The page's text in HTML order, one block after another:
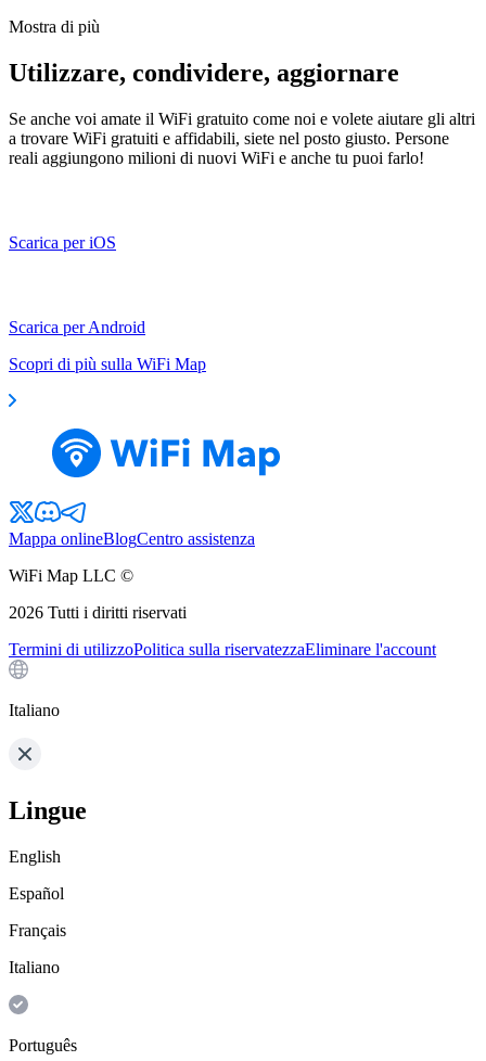
Mostra di più
Utilizzare, condividere, aggiornare
Se anche voi amate il WiFi gratuito come noi e volete aiutare gli altri
a trovare WiFi gratuiti e affidabili, siete nel posto giusto. Persone
reali aggiungono milioni di nuovi WiFi e anche tu puoi farlo!
Scarica per iOS
Scarica per Android
Scopri di più sulla WiFi Map
Mappa onlineBlogCentro assistenza
WiFi Map LLC ©
2026 Tutti i diritti riservati
Termini di utilizzoPolitica sulla riservatezzaEliminare l'account
Italiano
Lingue
English
Español
Français
Italiano
Português